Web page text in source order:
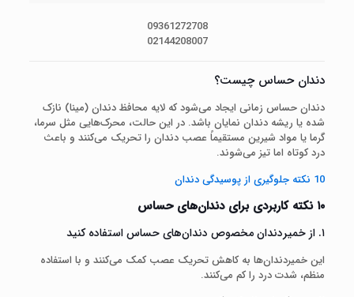
09361272708
02144208007
دندان حساس چیست؟
دندان حساس زمانی ایجاد می‌شود که لایه محافظ دندان (مینا) نازک
شده یا ریشه دندان نمایان باشد. در این حالت، محرک‌هایی مثل سرما،
گرما یا مواد شیرین مستقیماً عصب دندان را تحریک می‌کنند و باعث
درد کوتاه اما تیز می‌شوند.
10 نکته جلوگیری از پوسیدگی دندان
۱۰ نکته کاربردی برای دندان‌های حساس
۱. از خمیردندان مخصوص دندان‌های حساس استفاده کنید
این خمیردندان‌ها به کاهش تحریک عصب کمک می‌کنند و با استفاده
منظم، شدت درد را کم می‌کنند.